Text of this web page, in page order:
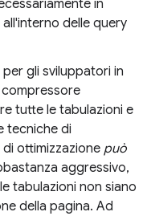
in
delle query
gli sviluppatori in
compressore
tutte le tabulazioni e
tecniche di
ottimizzazione può
aggressivo,
tabulazioni non siano
della pagina. Ad